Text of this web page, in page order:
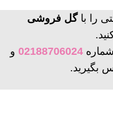
را باگل فروشی
02188706024 و
بگیرید.